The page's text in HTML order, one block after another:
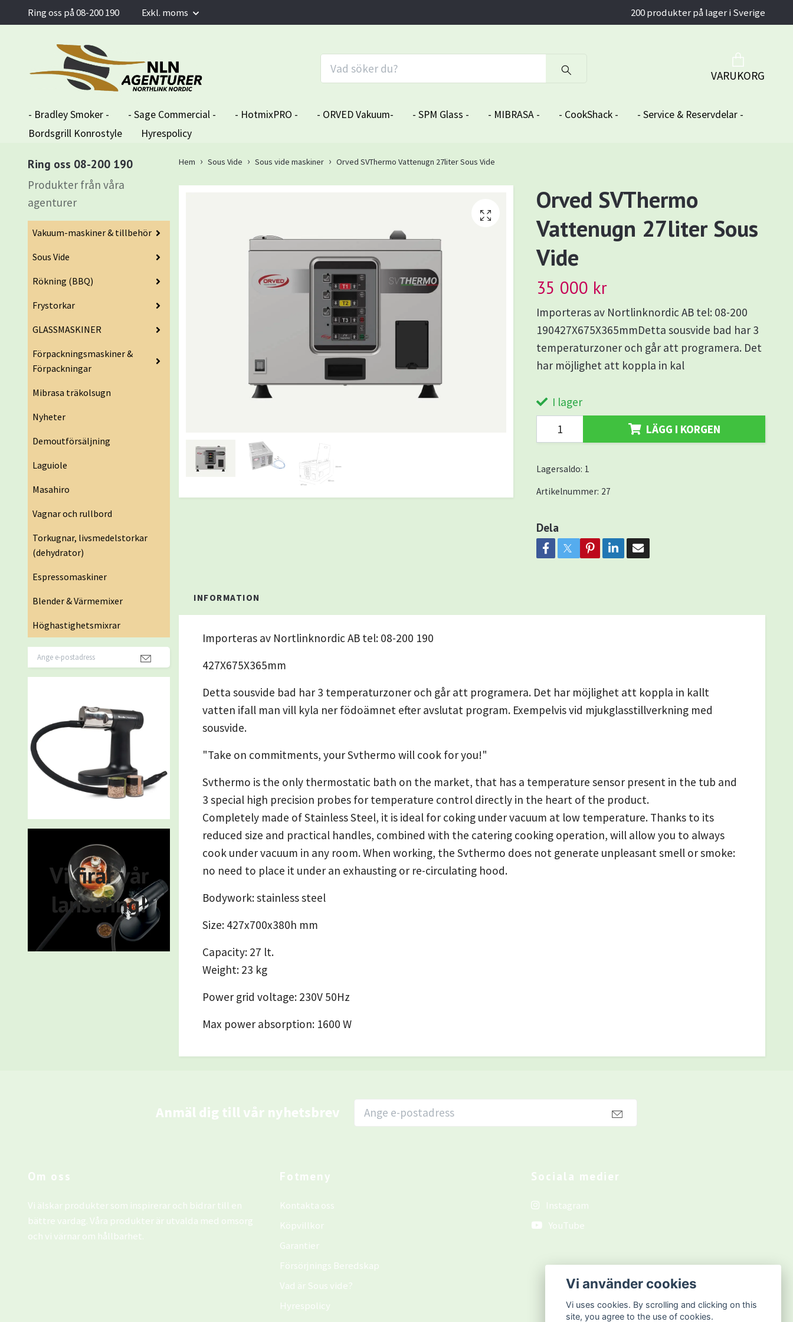
Ring oss på 08-200 190 Exkl. moms 200 produkter på lager i Sverige
VARUKORG
- Bradley Smoker - - Sage Commercial - - HotmixPRO - - ORVED Vakuum- - SPM Glass - - MIBRASA - - CookShack -
- Service & Reservdelar -
Bordsgrill Konrostyle
Hyrespolicy
Ring oss 08-200 190
Produkter från våra
agenturer
Vakuum-maskiner & tillbehör
Sous Vide
Rökning (BBQ)
Frystorkar
GLASSMASKINER
Förpackningsmaskiner &
Förpackningar
Mibrasa träkolsugn
Nyheter
Demoutförsäljning
Laguiole
Masahiro
Vagnar och rullbord
Torkugnar, livsmedelstorkar
(dehydrator)
Espressomaskiner
Blender & Värmemixer
Höghastighetsmixrar
Vi firar vår
lansering!
Hem Sous Vide Sous vide maskiner Orved SVThermo Vattenugn 27liter Sous Vide
Orved SVThermo
Vattenugn 27liter Sous
Vide
35 000 kr
Importeras av Nortlinknordic AB tel: 08-200
190427X675X365mmDetta sousvide bad har 3
temperaturzoner och går att programera. Det
har möjlighet att koppla in kal
I lager
LÄGG I KORGEN
Lagersaldo: 1
Artikelnummer: 27
Dela
INFORMATION
Importeras av Nortlinknordic AB tel: 08-200 190
427X675X365mm
Detta sousvide bad har 3 temperaturzoner och går att programera. Det har möjlighet att koppla in kallt
vatten ifall man vill kyla ner födoämnet efter avslutat program. Exempelvis vid mjukglasstillverkning med
sousvide.
"Take on commitments, your Svthermo will cook for you!"
Svthermo is the only thermostatic bath on the market, that has a temperature sensor present in the tub and
3 special high precision probes for temperature control directly in the heart of the product.
Completely made of Stainless Steel, it is ideal for coking under vacuum at low temperature. Thanks to its
reduced size and practical handles, combined with the catering cooking operation, will allow you to always
cook under vacuum in any room. When working, the Svthermo does not generate unpleasant smell or smoke:
no need to place it under an exhausting or re-circulating hood.
Bodywork: stainless steel
Size: 427x700x380h mm
Capacity: 27 lt.
Weight: 23 kg
Power grid voltage: 230V 50Hz
Max power absorption: 1600 W
Anmäl dig till vår nyhetsbrev
Om oss
Vi älskar produkter som inspirerar och bidrar till en
bättre vardag. Våra produkter är utvalda med omsorg
och vi värnar om hållbarhet.
Fotmeny
Kontakta oss
Köpvillkor
Garantier
Försörjnings Beredskap
Vad är Sous vide?
Hyrespolicy
Sociala medier
Instagram
YouTube
Vi använder cookies
Vi uses cookies. By scrolling and clicking on this
site, you agree to the use of cookies.